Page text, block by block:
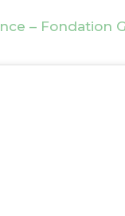
– Fondation